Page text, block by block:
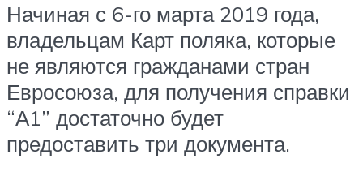
Начиная с 6-го марта 2019 года,
владельцам Карт поляка, которые
не являются гражданами стран
Евросоюза, для получения справки
“А1” достаточно будет
предоставить три документа.